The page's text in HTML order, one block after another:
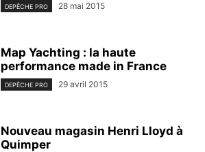
DEPÊCHE PRO 28 mai 2015
Map Yachting : la haute
performance made in France
DEPÊCHE PRO 29 avril 2015
Nouveau magasin Henri Lloyd à
Quimper